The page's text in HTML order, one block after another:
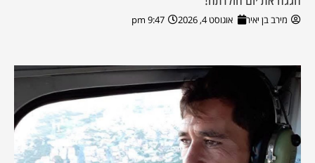
מירב בן יאיר אוגוסט 4, 2026 9:47 pm